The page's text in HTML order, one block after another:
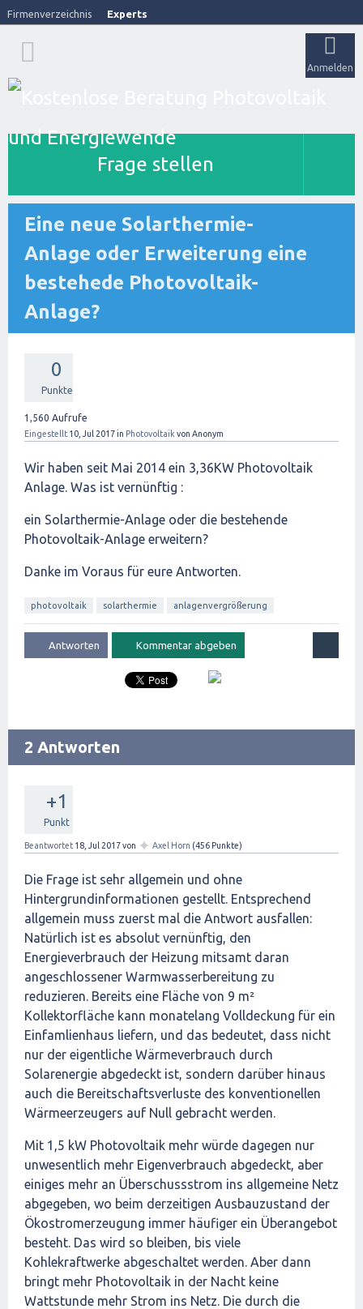
Firmenverzeichnis Experts
Anmelden
Frage stellen
Eine neue Solarthermie-
Anlage oder Erweiterung eine
bestehede Photovoltaik-
Anlage?
0
Punkte
1,560 Aufrufe
Eingestellt 10, Jul 2017in Photovoltaik von Anonym
Wir haben seit Mai 2014 ein 3,36KW Photovoltaik
Anlage. Was ist vernünftig :
ein Solarthermie-Anlage oder die bestehende
Photovoltaik-Anlage erweitern?
Danke im Voraus für eure Antworten.
photovoltaik solarthermie anlagenvergrößerung
2 Antworten
+1
Punkt
Beantwortet 18, Jul 2017von ✦ Axel Horn (456 Punkte)
Die Frage ist sehr allgemein und ohne
Hintergrundinformationen gestellt. Entsprechend
allgemein muss zuerst mal die Antwort ausfallen:
Natürlich ist es absolut vernünftig, den
Energieverbrauch der Heizung mitsamt daran
angeschlossener Warmwasserbereitung zu
reduzieren. Bereits eine Fläche von 9 m²
Kollektorfläche kann monatelang Volldeckung für ein
Einfamlienhaus liefern, und das bedeutet, dass nicht
nur der eigentliche Wärmeverbrauch durch
Solarenergie abgedeckt ist, sondern darüber hinaus
auch die Bereitschaftsverluste des konventionellen
Wärmeerzeugers auf Null gebracht werden.
Mit 1,5 kW Photovoltaik mehr würde dagegen nur
unwesentlich mehr Eigenverbrauch abgedeckt, aber
einiges mehr an Überschussstrom ins allgemeine Netz
abgegeben, wo beim derzeitigen Ausbauzustand der
Ökostromerzeugung immer häufiger ein Überangebot
besteht. Das wird so bleiben, bis viele
Kohlekraftwerke abgeschaltet werden. Aber dann
bringt mehr Photovoltaik in der Nacht keine
Wattstunde mehr Strom ins Netz. Die durch die